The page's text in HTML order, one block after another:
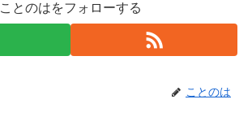
ことのはをフォローする
ことのは